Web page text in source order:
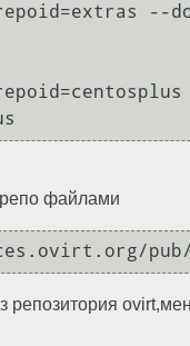
--
репо файлами
pub/